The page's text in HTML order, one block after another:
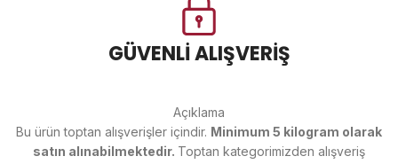
GÜVENLİ ALIŞVERİŞ
Açıklama
Bu ürün toptan alışverişler içindir. Minimum 5 kilogram olarak
satın alınabilmektedir. Toptan kategorimizden alışveriş